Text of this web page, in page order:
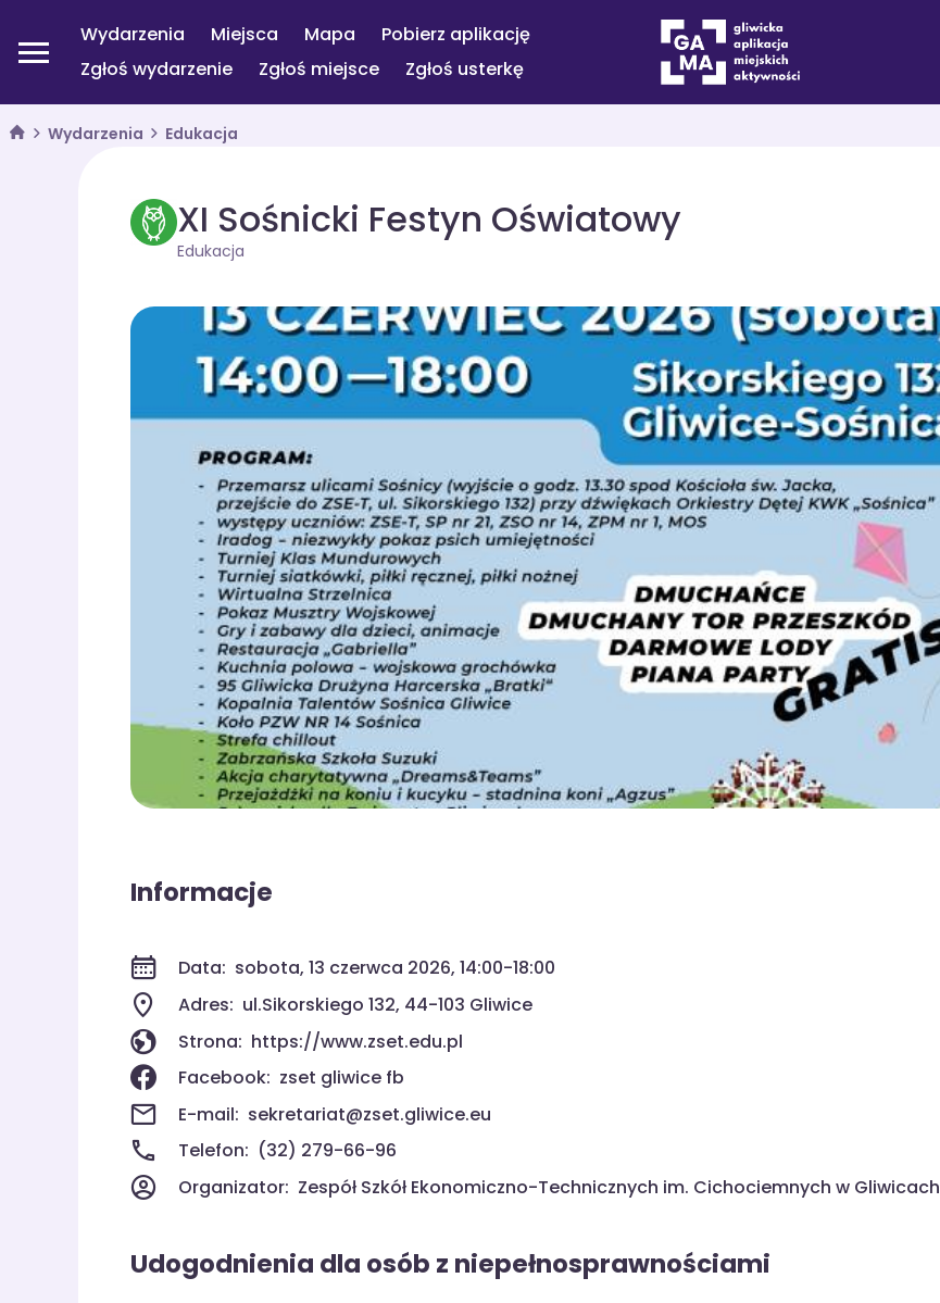
Wydarzenia Miejsca Mapa
Pobierz aplikację
Zgłoś wydarzenie
Zgłoś miejsce Zgłoś usterkę
Wydarzenia Edukacja
XI Sośnicki Festyn Oświatowy
Edukacja
Informacje
Data: sobota, 13 czerwca 2026, 14:00-18:00
Adres: ul.Sikorskiego 132, 44-103 Gliwice
Strona: https://www.zset.edu.pl
Facebook: zset gliwice fb
E-mail: sekretariat@zset.gliwice.eu
Telefon: (32) 279-66-96
Organizator: Zespół Szkół Ekonomiczno-Technicznych im. Cichociemnych w Gliwicach
Udogodnienia dla osób z niepełnosprawnościami